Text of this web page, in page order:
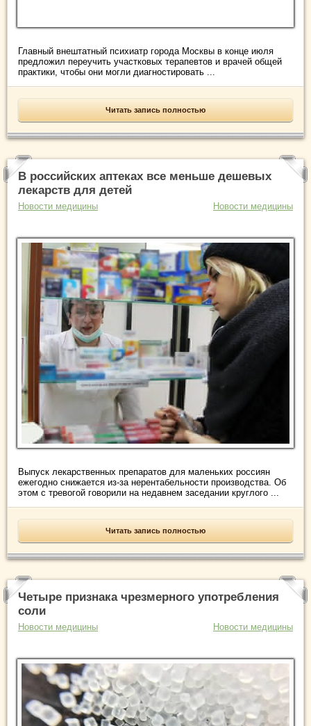
Главный внештатный психиатр города Москвы в конце июля
предложил переучить участковых терапевтов и врачей общей
практики, чтобы они могли диагностировать ...
Читать запись полностью
В российских аптеках все меньше дешевых
лекарств для детей
Новости медицины Новости медицины
Выпуск лекарственных препаратов для маленьких россиян
ежегодно снижается из-за нерентабельности производства. Об
этом с тревогой говорили на недавнем заседании круглого ...
Читать запись полностью
Четыре признака чрезмерного употребления
соли
Новости медицины Новости медицины